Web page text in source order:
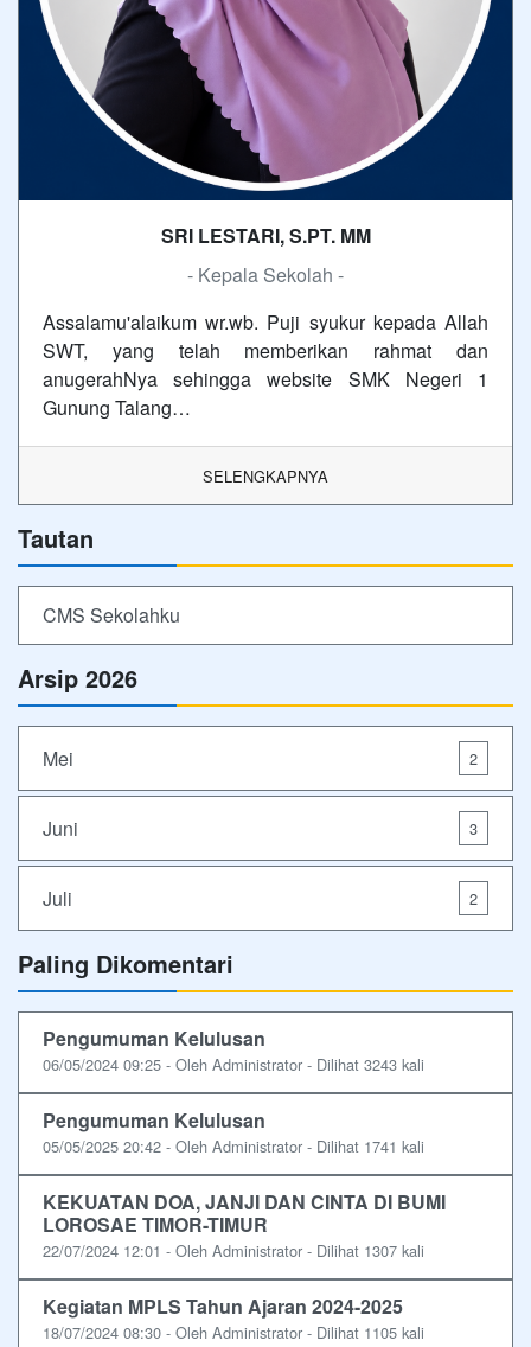
SRI LESTARI, S.PT. MM
- Kepala Sekolah -
Assalamu'alaikum wr.wb. Puji syukur kepada Allah
SWT, yang telah memberikan rahmat dan
anugerahNya sehingga website SMK Negeri 1
Gunung Talang…
SELENGKAPNYA
Tautan
CMS Sekolahku
Arsip 2026
Mei 2
Juni 3
Juli 2
Paling Dikomentari
Pengumuman Kelulusan
06/05/2024 09:25 - Oleh Administrator - Dilihat 3243 kali
Pengumuman Kelulusan
05/05/2025 20:42 - Oleh Administrator - Dilihat 1741 kali
KEKUATAN DOA, JANJI DAN CINTA DI BUMI
LOROSAE TIMOR-TIMUR
22/07/2024 12:01 - Oleh Administrator - Dilihat 1307 kali
Kegiatan MPLS Tahun Ajaran 2024-2025
18/07/2024 08:30 - Oleh Administrator - Dilihat 1105 kali